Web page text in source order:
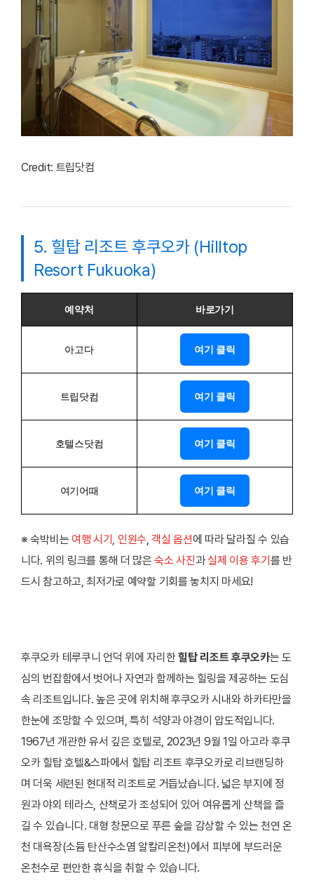
Credit: 트립닷컴
5. 힐탑 리조트 후쿠오카 (Hilltop
Resort Fukuoka)
예약처 바로가기
아고다 여기 클릭
트립닷컴 여기 클릭
호텔스닷컴 여기 클릭
여기어때 여기 클릭
※ 숙박비는 여행 시기 인원수 객실 옵션에 따라 달라질 수 있습
니다. 위의 링크를 통해 더 많은 숙소 사진과실제 이용 후기 를 반
드시 참고하고, 최저가로 예약할 기회를 놓치지 마세요!
후쿠오카 테루쿠니 언덕 위에 자리한힐탑 리조트 후쿠오카는 도
심의 번잡함에서 벗어나 자연과 함께하는 힐링을 제공하는 도심
속 리조트입니다. 높은 곳에 위치해 후쿠오카 시내와 하카타만을
한눈에 조망할 수 있으며, 특히 석양과 야경이 압도적입니다.
1967년 개관한 유서 깊은 호텔로, 2023년 9월 1일 아고라 후쿠
오카 힐탑 호텔&스파에서 힐탑 리조트 후쿠오카로 리브랜딩하
며 더욱 세련된 현대적 리조트로 거듭났습니다. 넓은 부지에 정
원과 야외 테라스, 산책로가 조성되어 있어 여유롭게 산책을 즐
길 수 있습니다. 대형 창문으로 푸른 숲을 감상할 수 있는 천연 온
천 대욕장(소듐 탄산수소염 알칼리온천)에서 피부에 부드러운
온천수로 편안한 휴식을 취할 수 있습니다.